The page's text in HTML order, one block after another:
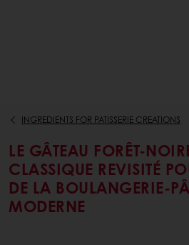
INGREDIENTS FOR PATISSERIE CREATIONS
LE GÂTEAU FORÊT-
CLASSIQUE REVISITÉ
DE LA BOULANGERIE-
MODERNE